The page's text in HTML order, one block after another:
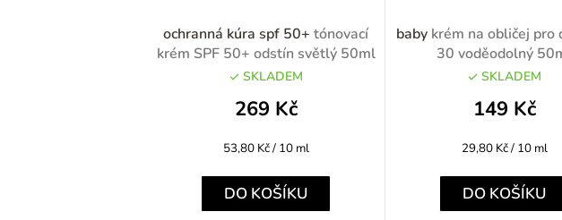
ochranná kúra spf 50+tónovací
krém SPF 50+ odstín světlý 50ml
SKLADEM
269 Kč
Měrná
53,80 Kč / 10 ml
DO KOŠÍKU
baby krém na obličej pro
30 voděodolný
SKLADEM
149 Kč
Měrná
29,80 Kč / 10 ml
DO KOŠÍKU